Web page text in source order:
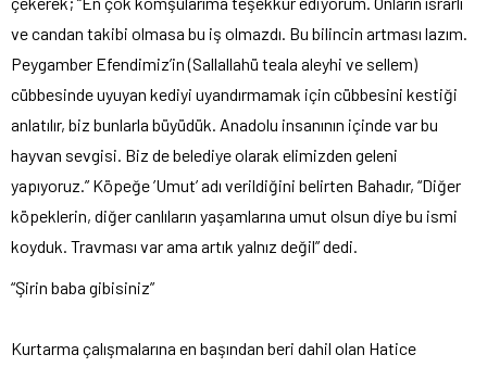
ve candan takibi olmasa bu iş olmazdı. Bu bilincin artması lazım.
Peygamber Efendimiz’in (Sallallahü teala aleyhi ve sellem)
cübbesinde uyuyan kediyi uyandırmamak için cübbesini kestiği
anlatılır, biz bunlarla büyüdük. Anadolu insanının içinde var bu
hayvan sevgisi. Biz de belediye olarak elimizden geleni
yapıyoruz.” Köpeğe ’Umut’ adı verildiğini belirten Bahadır, “Diğer
köpeklerin, diğer canlıların yaşamlarına umut olsun diye bu ismi
koyduk. Travması var ama artık yalnız değil” dedi.
“Şirin baba gibisiniz”
Kurtarma çalışmalarına en başından beri dahil olan Hatice